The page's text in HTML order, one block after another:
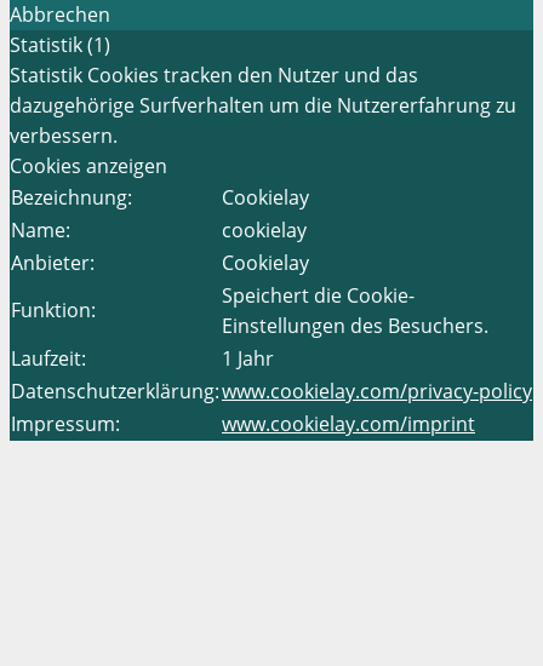
Abbrechen
Statistik (1)
Statistik Cookies tracken den Nutzer und das
dazugehörige Surfverhalten um die Nutzererfahrung zu
verbessern.
Cookies anzeigen
Bezeichnung:
Cookielay
Name:
cookielay
Anbieter:
Cookielay
Funktion:
Speichert die Cookie-
Einstellungen des Besuchers.
Laufzeit:
1 Jahr
Datenschutzerklärung:www.cookielay.com/privacy-policy
Impressum:
www.cookielay.com/imprint